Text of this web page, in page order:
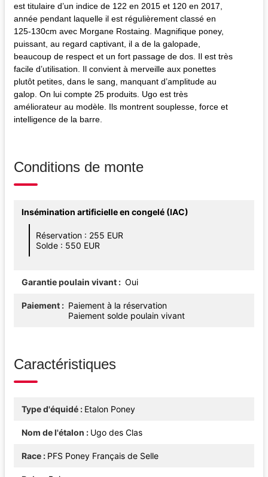
est titulaire d’un indice de 122 en 2015 et 120 en 2017,
année pendant laquelle il est régulièrement classé en
125-130cm avec Morgane Rostaing. Magnifique poney,
puissant, au regard captivant, il a de la galopade,
beaucoup de respect et un fort passage de dos. Il est très
facile d’utilisation. Il convient à merveille aux ponettes
plutôt petites, dans le sang, manquant d’amplitude au
galop. On lui compte 25 produits. Ugo est très
améliorateur au modèle. Ils montrent souplesse, force et
intelligence de la barre.
Conditions de monte
Insémination artificielle en congelé (IAC)
Réservation : 255 EUR
Solde : 550 EUR
Garantie poulain vivant Oui
Paiement
Paiement à la réservation
Paiement solde poulain vivant
Caractéristiques
Type d'équidé Etalon Poney
Nom de l'étalon Ugo des Clas
Race PFS Poney Français de Selle